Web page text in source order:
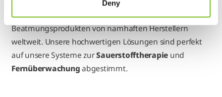
Deny
VIVISOLsetzt auf ein umfassendes Angebot an
Beatmungsprodukten von namhaften Herstellern
weltweit. Unsere hochwertigen Lösungen sind perfekt
auf unsere Systeme zurSauerstofftherapie und
Fernüberwachungabgestimmt.